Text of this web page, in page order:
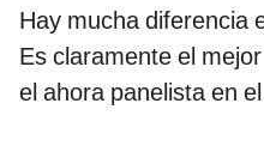
Hay mucha diferencia
Es claramente el
el ahora panelista en